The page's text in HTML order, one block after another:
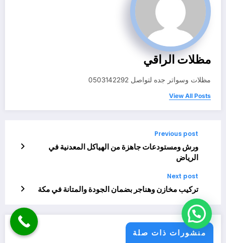
مظلات الراقي
مظلات وسواتر جده لتواصل 0503142292
View All Posts
Previous post
ورش ومستودعات جاهزة من الهياكل المعدنية في
الرياض
Next post
تركيب مخازن وهناجر بضمان الجودة والمتانة في مكة
منشورات ذات صلة